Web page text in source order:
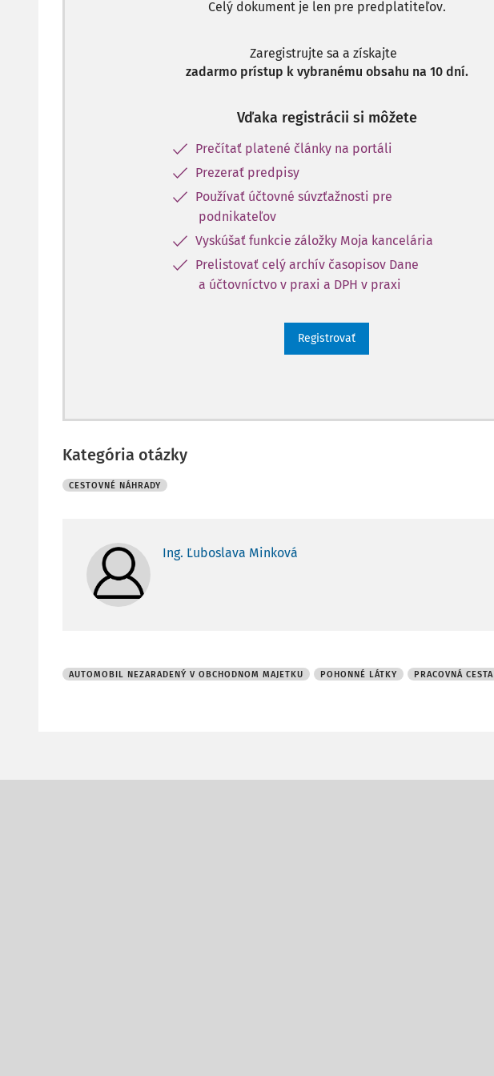
Celý dokument je len pre predplatiteľov.
Zaregistrujte sa a získajte
zadarmo prístup k vybranému obsahu na 10 dní.
Vďaka registrácii si môžete
Prečítať platené články na portáli
Prezerať predpisy
Používať účtovné súvzťažnosti pre
podnikateľov
Vyskúšať funkcie záložky Moja kancelária
Prelistovať celý archív časopisov Dane
a účtovníctvo v praxi a DPH v praxi
Registrovať
Kategória otázky
CESTOVNÉ NÁHRADY
Ing. Ľuboslava Minková
AUTOMOBIL NEZARADENÝ V OBCHODNOM MAJETKU POHONNÉ LÁTKY PRACOVNÁ CESTA